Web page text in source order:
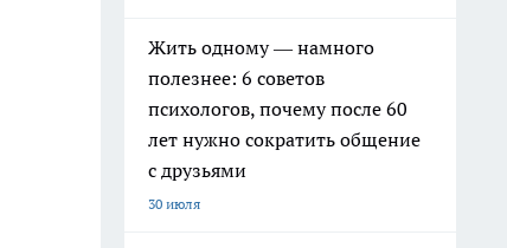
Жить одному — намного
полезнее: 6 советов
психологов, почему после 60
лет нужно сократить общение
с друзьями
30 июля